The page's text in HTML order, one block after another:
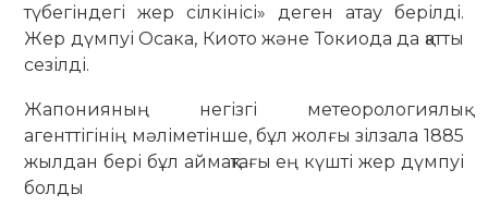
түбегіндегі жер сілкінісі» деген атау берілді.
Жер дүмпуі Осака, Киото және Токиода да қатты
сезілді.
Жапонияның негізгі метеорологиялық
агенттігінің мәліметінше, бұл жолғы зілзала 1885
жылдан бері бұл аймақтағы ең күшті жер дүмпуі
болды